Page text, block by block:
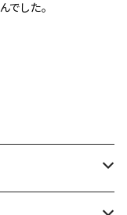
でした。